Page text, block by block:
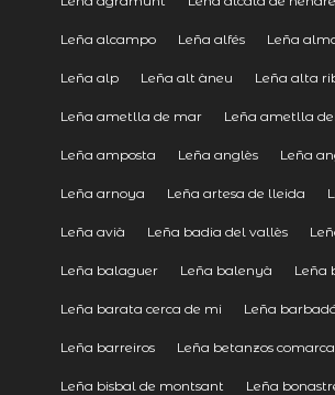
Leña alcampo Leña alfés Leña
Leña alp Leña alt àneu Leña alta
Leña ametlla de mar Leña ametlla
Leña amposta Leña anglès Leña
Leña arnoya Leña artesa de lleida
Leña avià Leña badia del vallès
Leña balaguer Leña balenyà Leña
Leña barata cerca de mi Leña
Leña barreiros Leña betanzos comarca
Leña bisbal de montsant Leña